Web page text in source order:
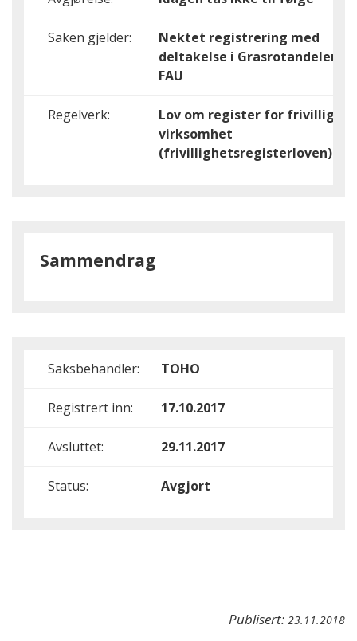
Saken gjelder:
Nektet registrering med
deltakelse i Grasrotandelen,
FAU
Regelverk:
Lov om register for frivillig
virksomhet
(frivillighetsregisterloven)
Sammendrag
Saksbehandler: TOHO
Registrert inn: 17.10.2017
Avsluttet: 29.11.2017
Status: Avgjort
Publisert: 23.11.2018